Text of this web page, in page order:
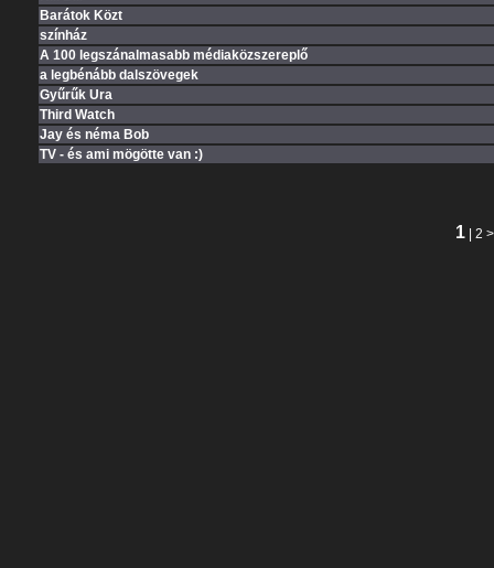
Barátok Közt
színház
A 100 legszánalmasabb médiaközszereplő
a legbénább dalszövegek
Gyűrűk Ura
Third Watch
Jay és néma Bob
TV - és ami mögötte van :)
1| 2